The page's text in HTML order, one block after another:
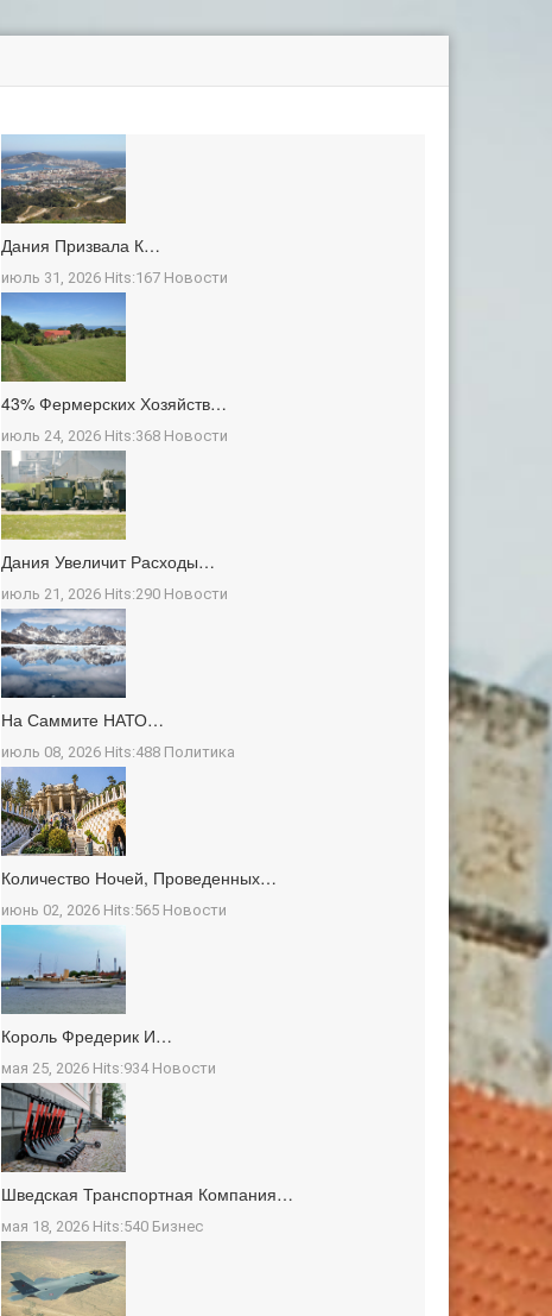
Дания Призвала К…
июль 31, 2026 Hits:167 Новости
43% Фермерских Хозяйств…
июль 24, 2026 Hits:368 Новости
Дания Увеличит Расходы…
июль 21, 2026 Hits:290 Новости
На Саммите НАТО…
июль 08, 2026 Hits:488 Политика
Количество Ночей, Проведенных…
июнь 02, 2026 Hits:565 Новости
Король Фредерик И…
мая 25, 2026 Hits:934 Новости
Шведская Транспортная Компания…
мая 18, 2026 Hits:540 Бизнес